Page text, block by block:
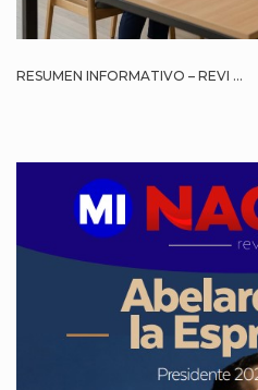
RESUMEN INFORMATIVO – REVI ...